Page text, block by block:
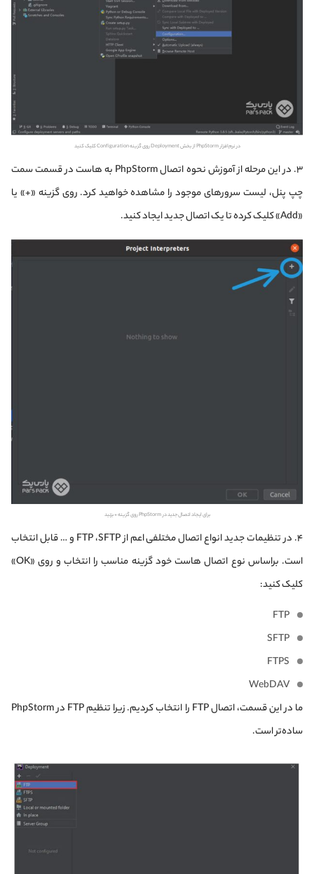
در نرم‌افزار PhpStorm از بخش Deployment روی گزینه Configuration کلیک کنید
۳. در این مرحله از آموزش نحوه اتصال PhpStorm به هاست در قسمت سمت
چپ پنل، لیست سرورهای موجود را مشاهده خواهید کرد. روی گزینه «+» یا
«Add» کلیک کرده تا یک اتصال جدید ایجاد کنید.
برای ایجاد اتصال جدید در PhpStorm روی گزینه + بزنید
۴. در تنظیمات جدید انواع اتصال مختلفی اعم از FTP ،SFTP و … قابل انتخاب
است. براساس نوع اتصال هاست خود گزینه مناسب را انتخاب و روی «OK»
کلیک کنید:
FTP
SFTP
FTPS
WebDAV
ما در این قسمت، اتصال FTP را انتخاب کردیم. زیرا تنظیم FTP در PhpStorm
ساده‌تر است.